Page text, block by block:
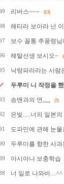
리버스~~~ (13)
해타라 보아라 넌
보수 꼴통 추풍령님
해탈선생 보시오~
낙랑파라라는 사람
두루미 니 작정을
송맨과의 연,,,,, (3)
은빛.....너의 일본의
도파민에 관해 눈
두루미를 향한 사과
아시아나 보충학습
너 일로 나와바....^^